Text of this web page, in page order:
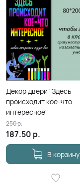
Декор двери "Здесь
происходит кое-что
интересное"
187.50 р.
250р.
В корзину